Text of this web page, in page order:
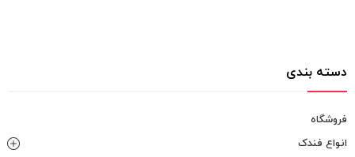
دسته بندی
فروشگاه
انواع فندک